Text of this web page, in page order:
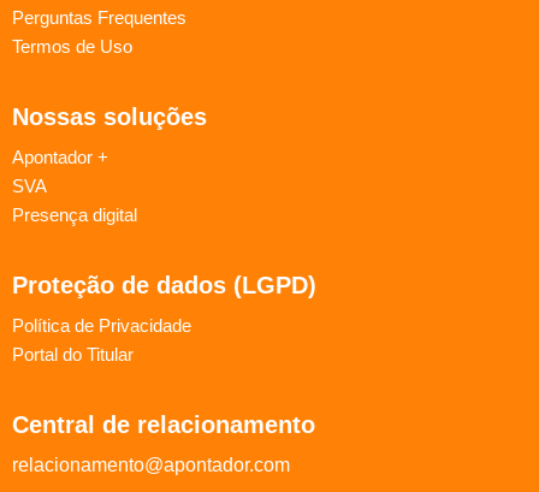
Perguntas Frequentes
Termos de Uso
Nossas soluções
Apontador +
SVA
Presença digital
Proteção de dados (LGPD)
Política de Privacidade
Portal do Titular
Central de relacionamento
relacionamento@apontador.com